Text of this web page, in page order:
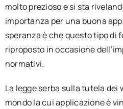
molto prezioso e si sta
importanza per una buona
speranza è che questo tipo di
riproposto in occasione
normativi.
La legge serba sulla tutela dei
mondo la cui applicazione è